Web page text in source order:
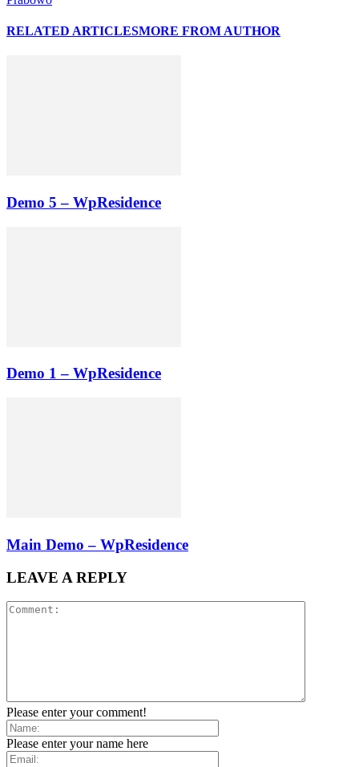
RELATED ARTICLESMORE FROM AUTHOR
Demo 5 – WpResidence
Demo 1 – WpResidence
Main Demo – WpResidence
LEAVE A REPLY
Please enter your comment!
Please enter your name here